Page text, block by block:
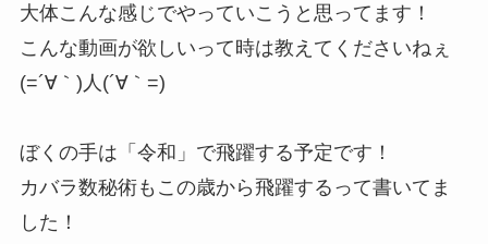
大体こんな感じでやっていこうと思ってます！
こんな動画が欲しいって時は教えてくださいねぇ
(=´∀｀)人(´∀｀=)
ぼくの手は「令和」で飛躍する予定です！
カバラ数秘術もこの歳から飛躍するって書いてま
した！